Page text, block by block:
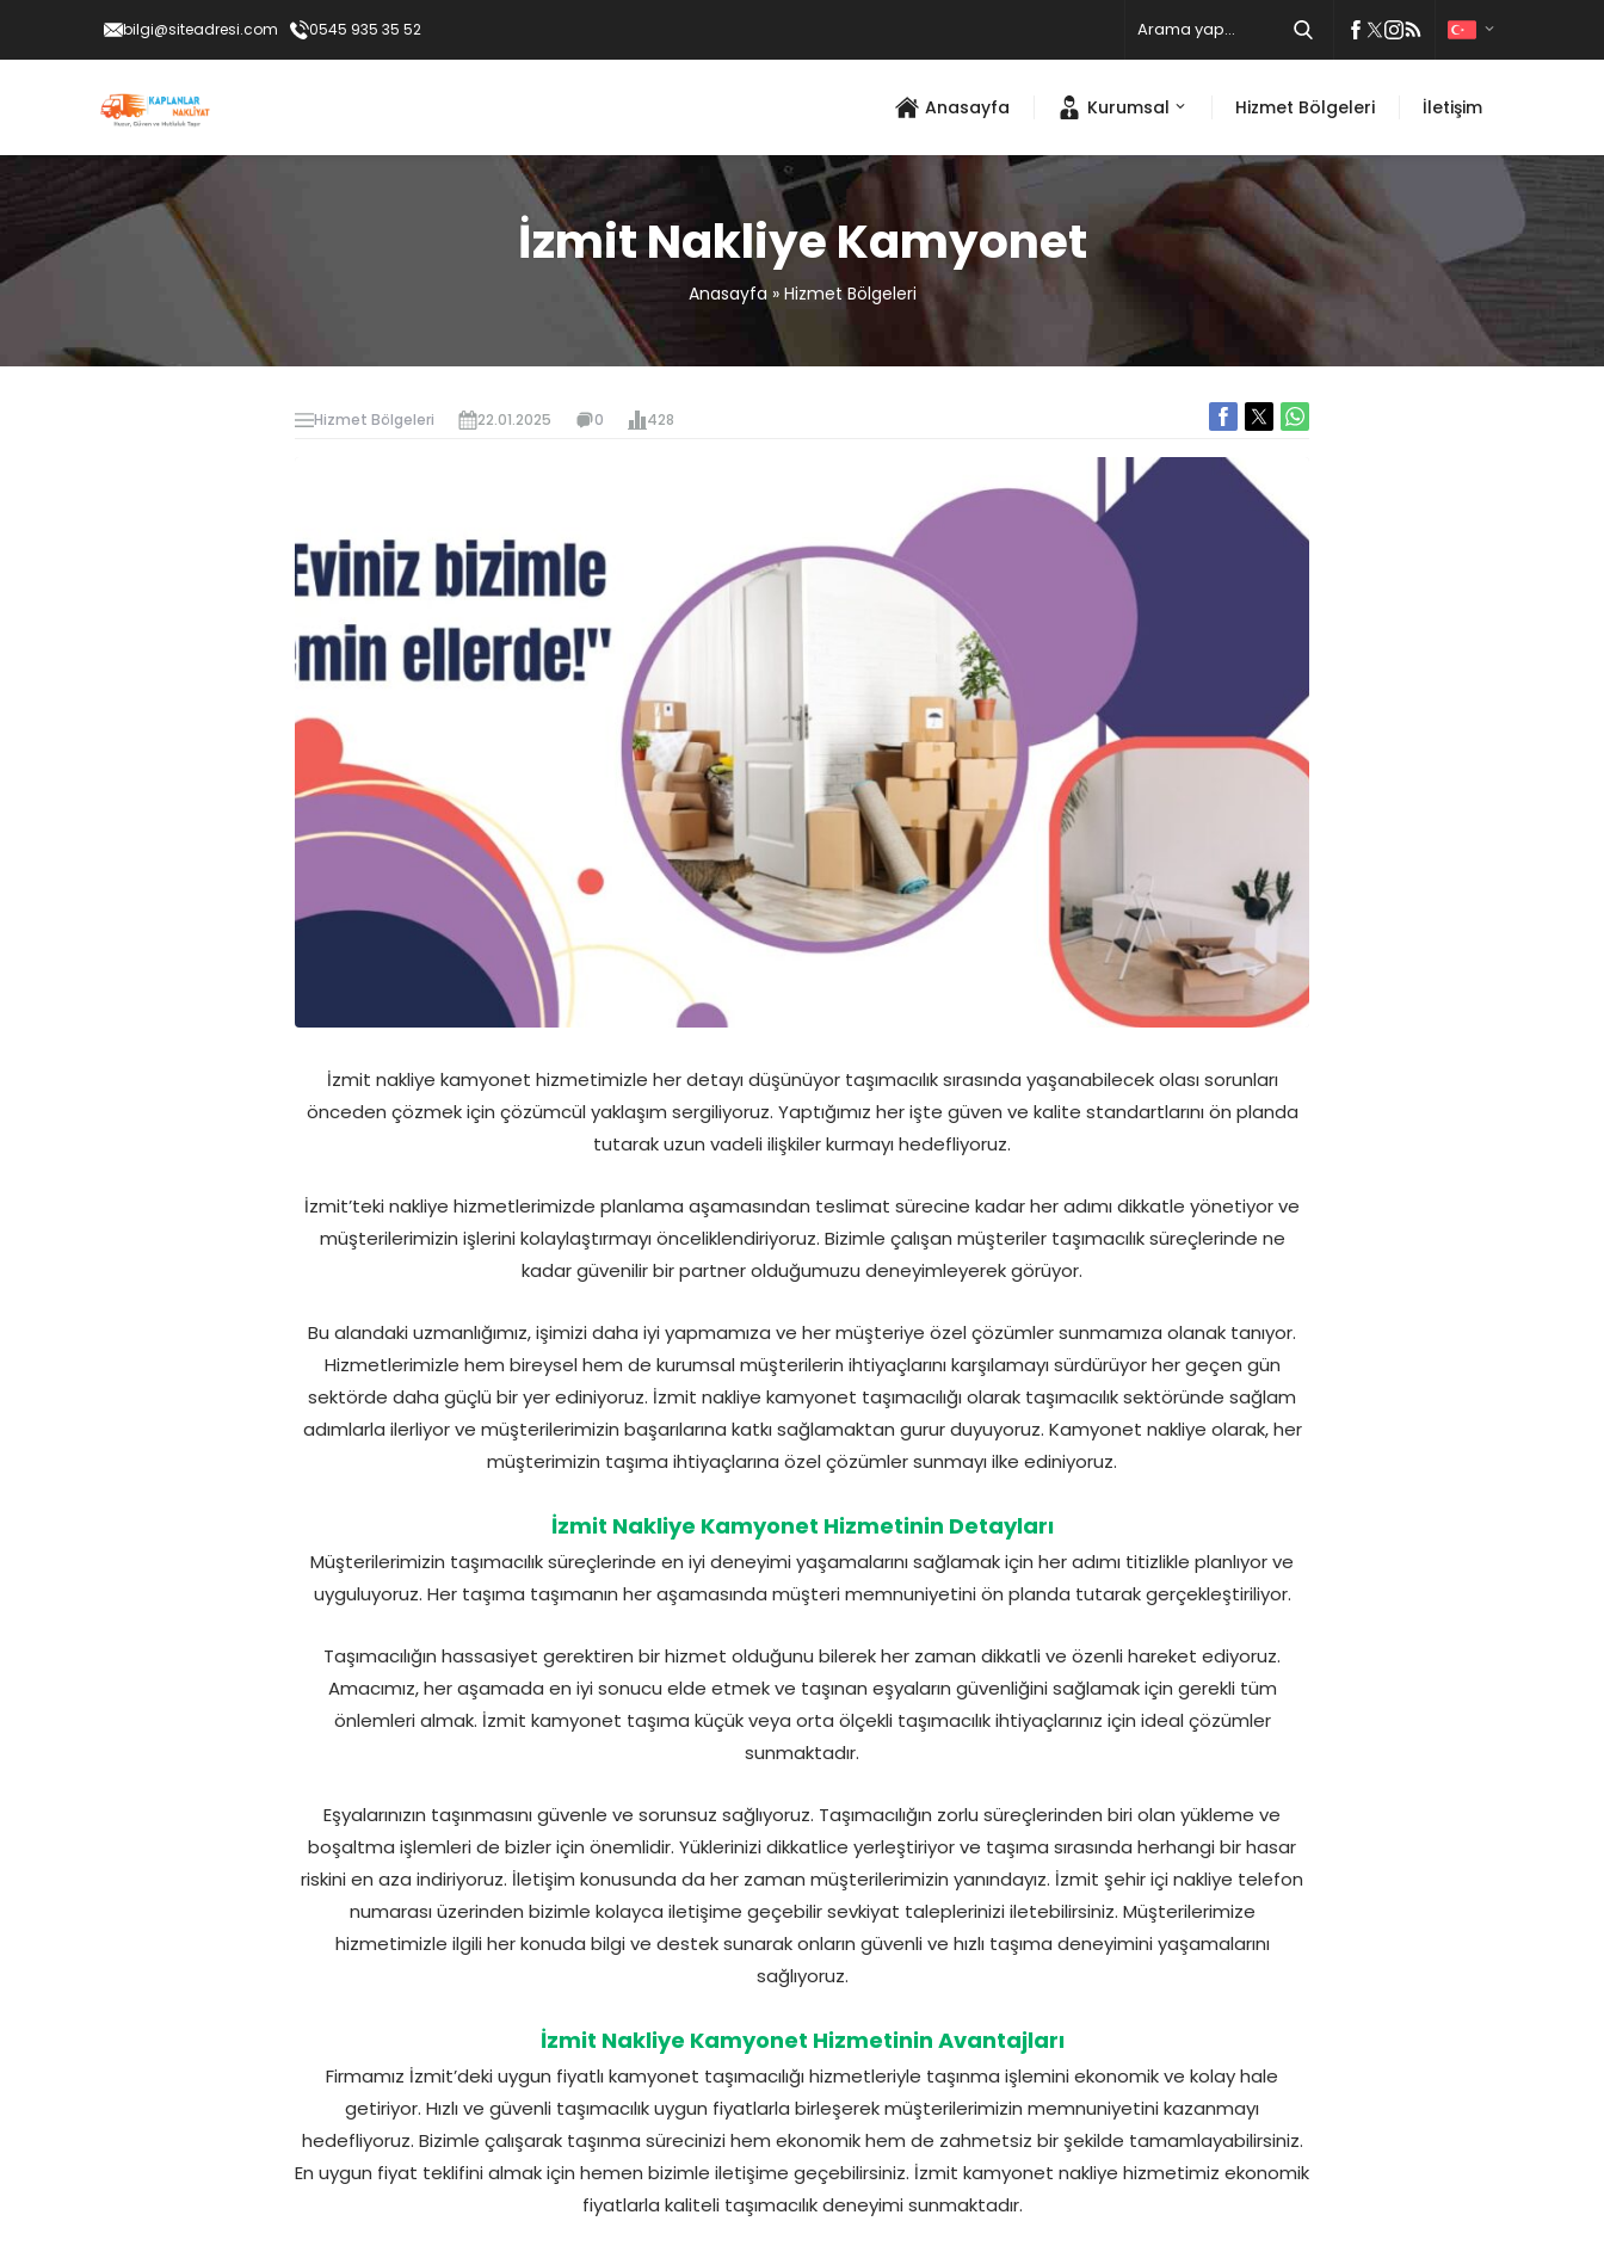
bilgi@siteadresi.com 0545 935 35 52
Anasayfa Kurumsal Hizmet Bölgeleri İletişim
İzmit Nakliye Kamyonet
Anasayfa» Hizmet Bölgeleri
Hizmet Bölgeleri 22.01.2025 0 428
İzmit nakliye kamyonet hizmetimizle her detayı düşünüyor taşımacılık sırasında yaşanabilecek olası sorunları
önceden çözmek için çözümcül yaklaşım sergiliyoruz. Yaptığımız her işte güven ve kalite standartlarını ön planda
tutarak uzun vadeli ilişkiler kurmayı hedefliyoruz.
İzmit’teki nakliye hizmetlerimizde planlama aşamasından teslimat sürecine kadar her adımı dikkatle yönetiyor ve
müşterilerimizin işlerini kolaylaştırmayı önceliklendiriyoruz. Bizimle çalışan müşteriler taşımacılık süreçlerinde ne
kadar güvenilir bir partner olduğumuzu deneyimleyerek görüyor.
Bu alandaki uzmanlığımız, işimizi daha iyi yapmamıza ve her müşteriye özel çözümler sunmamıza olanak tanıyor.
Hizmetlerimizle hem bireysel hem de kurumsal müşterilerin ihtiyaçlarını karşılamayı sürdürüyor her geçen gün
sektörde daha güçlü bir yer ediniyoruz. İzmit nakliye kamyonet taşımacılığı olarak taşımacılık sektöründe sağlam
adımlarla ilerliyor ve müşterilerimizin başarılarına katkı sağlamaktan gurur duyuyoruz. Kamyonet nakliye olarak, her
müşterimizin taşıma ihtiyaçlarına özel çözümler sunmayı ilke ediniyoruz.
İzmit Nakliye Kamyonet Hizmetinin Detayları
Müşterilerimizin taşımacılık süreçlerinde en iyi deneyimi yaşamalarını sağlamak için her adımı titizlikle planlıyor ve
uyguluyoruz. Her taşıma taşımanın her aşamasında müşteri memnuniyetini ön planda tutarak gerçekleştiriliyor.
Taşımacılığın hassasiyet gerektiren bir hizmet olduğunu bilerek her zaman dikkatli ve özenli hareket ediyoruz.
Amacımız, her aşamada en iyi sonucu elde etmek ve taşınan eşyaların güvenliğini sağlamak için gerekli tüm
önlemleri almak. İzmit kamyonet taşıma küçük veya orta ölçekli taşımacılık ihtiyaçlarınız için ideal çözümler
sunmaktadır.
Eşyalarınızın taşınmasını güvenle ve sorunsuz sağlıyoruz. Taşımacılığın zorlu süreçlerinden biri olan yükleme ve
boşaltma işlemleri de bizler için önemlidir. Yüklerinizi dikkatlice yerleştiriyor ve taşıma sırasında herhangi bir hasar
riskini en aza indiriyoruz. İletişim konusunda da her zaman müşterilerimizin yanındayız. İzmit şehir içi nakliye telefon
numarası üzerinden bizimle kolayca iletişime geçebilir sevkiyat taleplerinizi iletebilirsiniz. Müşterilerimize
hizmetimizle ilgili her konuda bilgi ve destek sunarak onların güvenli ve hızlı taşıma deneyimini yaşamalarını
sağlıyoruz.
İzmit Nakliye Kamyonet Hizmetinin Avantajları
Firmamız İzmit’deki uygun fiyatlı kamyonet taşımacılığı hizmetleriyle taşınma işlemini ekonomik ve kolay hale
getiriyor. Hızlı ve güvenli taşımacılık uygun fiyatlarla birleşerek müşterilerimizin memnuniyetini kazanmayı
hedefliyoruz. Bizimle çalışarak taşınma sürecinizi hem ekonomik hem de zahmetsiz bir şekilde tamamlayabilirsiniz.
En uygun fiyat teklifini almak için hemen bizimle iletişime geçebilirsiniz. İzmit kamyonet nakliye hizmetimiz ekonomik
fiyatlarla kaliteli taşımacılık deneyimi sunmaktadır.